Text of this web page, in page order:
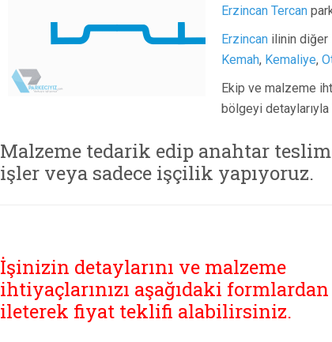
Erzincan Tercan
Erzincan ilinin
Kemah, Kemaliye,
Ekip ve malzeme
bölgeyi
Malzeme tedarik edip anahtar teslim
işler veya sadece işçilik yapıyoruz.
İşinizin detaylarını ve malzeme
ihtiyaçlarınızı aşağıdaki formlardan
ileterek fiyat teklifi alabilirsiniz.